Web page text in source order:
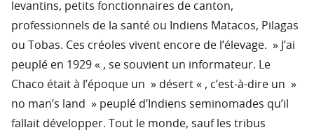
levantins, petits fonctionnaires de canton,
professionnels de la santé ou Indiens Matacos, Pilagas
ou Tobas. Ces créoles vivent encore de l’élevage. » J’ai
peuplé en 1929 « , se souvient un informateur. Le
Chaco était à l’époque un » désert « , c’est-à-dire un »
no man’s land » peuplé d’Indiens seminomades qu’il
fallait développer. Tout le monde, sauf les tribus